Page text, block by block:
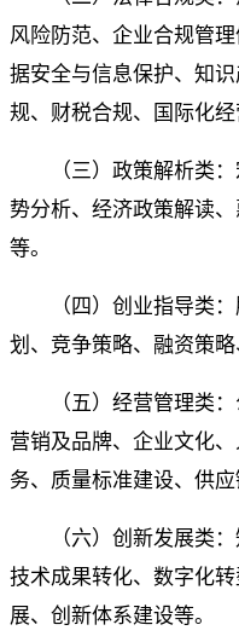
风险防范、企业合规管
据安全与信息保护、知
规、财税合规、国际化经
（三）政策解析类：
势分析、经济政策解读
等。
（四）创业指导类：
划、竞争策略、融资策略
（五）经营管理类：
营销及品牌、企业文化
务、质量标准建设、供
（六）创新发展类：
技术成果转化、数字化
展、创新体系建设等。